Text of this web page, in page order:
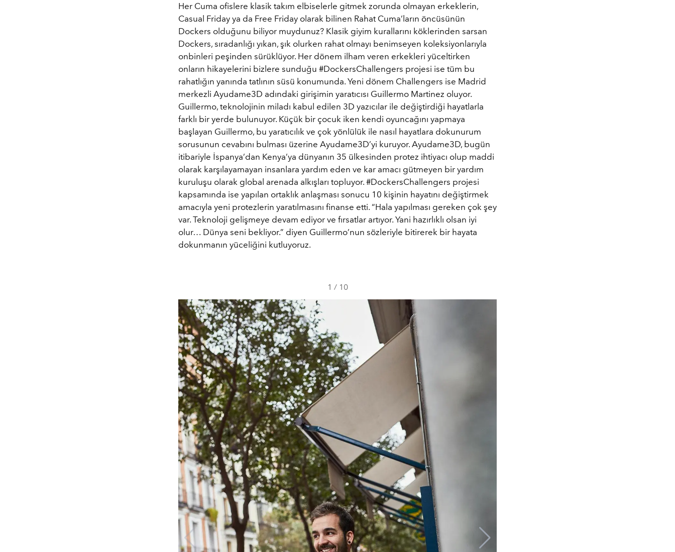
Her Cuma ofislere klasik takım elbiselerle gitmek zorunda olmayan erkeklerin,
Casual Friday ya da Free Friday olarak bilinen Rahat Cuma’ların öncüsünün
Dockers olduğunu biliyor muydunuz? Klasik giyim kurallarını köklerinden sarsan
Dockers, sıradanlığı yıkan, şık olurken rahat olmayı benimseyen koleksiyonlarıyla
onbinleri peşinden sürüklüyor. Her dönem ilham veren erkekleri yüceltirken
onların hikayelerini bizlere sunduğu #DockersChallengers projesi ise tüm bu
rahatlığın yanında tatlının süsü konumunda. Yeni dönem Challengers ise Madrid
merkezli Ayudame3D adındaki girişimin yaratıcısı Guillermo Martinez oluyor.
Guillermo, teknolojinin miladı kabul edilen 3D yazıcılar ile değiştirdiği hayatlarla
farklı bir yerde bulunuyor. Küçük bir çocuk iken kendi oyuncağını yapmaya
başlayan Guillermo, bu yaratıcılık ve çok yönlülük ile nasıl hayatlara dokunurum
sorusunun cevabını bulması üzerine Ayudame3D’yi kuruyor. Ayudame3D, bugün
itibariyle İspanya’dan Kenya’ya dünyanın 35 ülkesinden protez ihtiyacı olup maddi
olarak karşılayamayan insanlara yardım eden ve kar amacı gütmeyen bir yardım
kuruluşu olarak global arenada alkışları topluyor. #DockersChallengers projesi
kapsamında ise yapılan ortaklık anlaşması sonucu 10 kişinin hayatını değiştirmek
amacıyla yeni protezlerin yaratılmasını finanse etti. “Hala yapılması gereken çok şey
var. Teknoloji gelişmeye devam ediyor ve fırsatlar artıyor. Yani hazırlıklı olsan iyi
olur… Dünya seni bekliyor.” diyen Guillermo’nun sözleriyle bitirerek bir hayata
dokunmanın yüceliğini kutluyoruz.
1 / 10